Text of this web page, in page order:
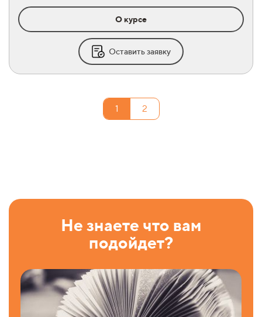
О курсе
Оставить заявку
1 2
Не знаете что вам
подойдет?